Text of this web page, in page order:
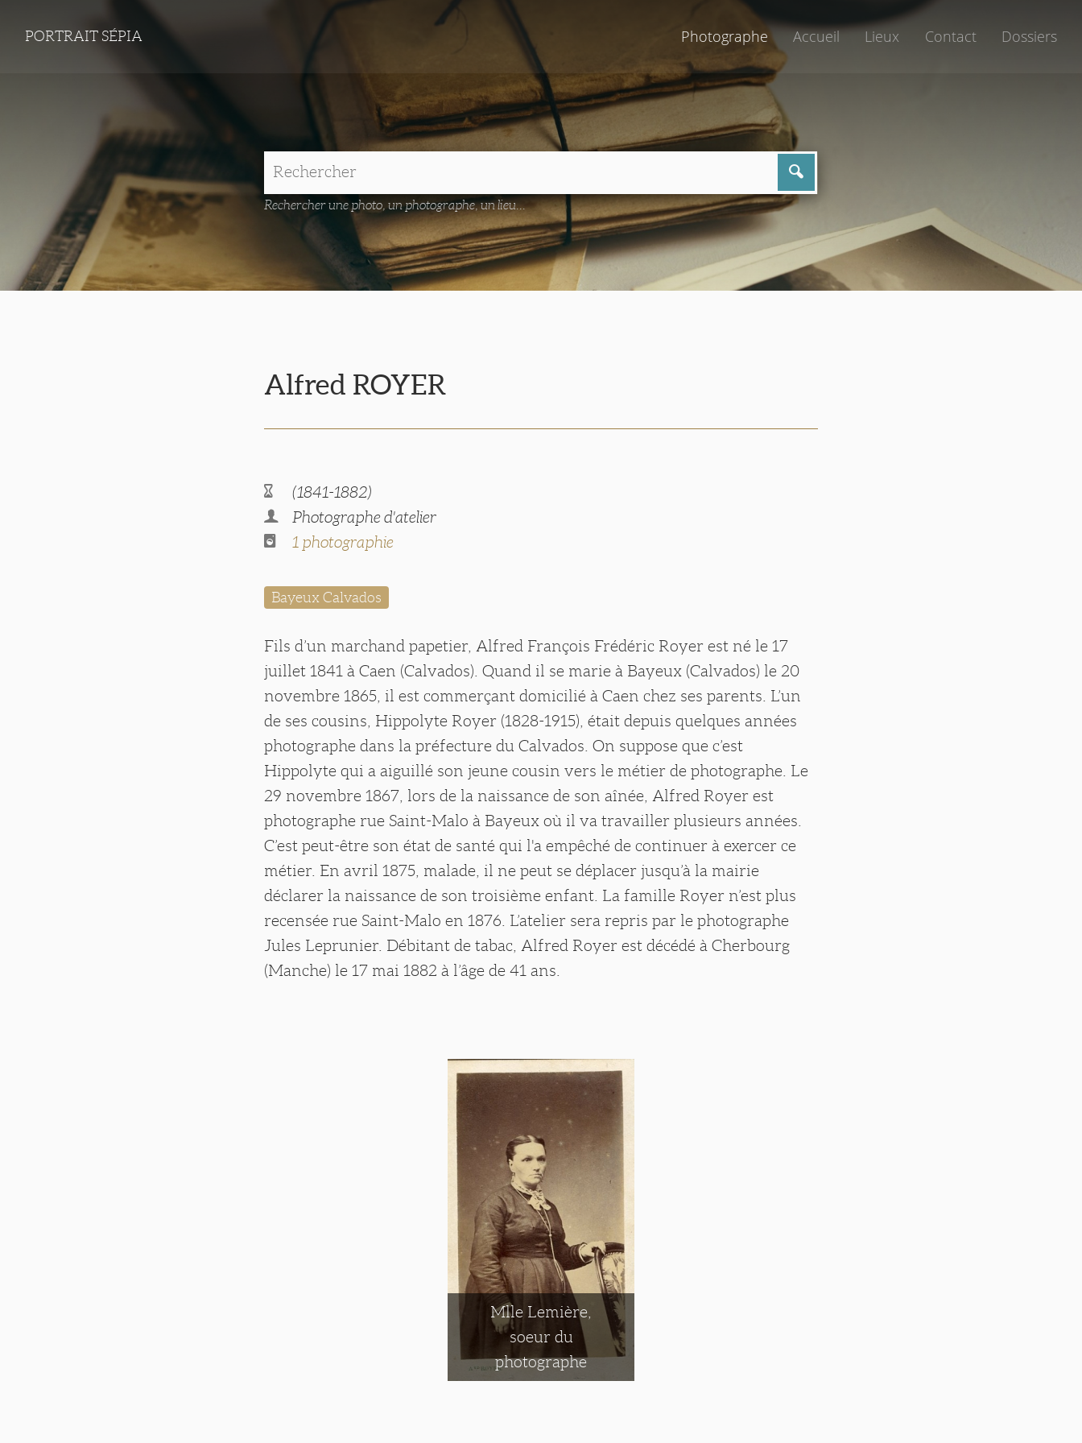
PORTRAIT SÉPIA Photographe Accueil Lieux Contact Dossiers
Rechercher une photo, un photographe, un lieu...
Alfred ROYER
(1841-1882)
Photographe d'atelier
1 photographie
Bayeux Calvados
Fils d’un marchand papetier, Alfred François Frédéric Royer est né le 17
juillet 1841 à Caen (Calvados). Quand il se marie à Bayeux (Calvados) le 20
novembre 1865, il est commerçant domicilié à Caen chez ses parents. L’un
de ses cousins, Hippolyte Royer (1828-1915), était depuis quelques années
photographe dans la préfecture du Calvados. On suppose que c’est
Hippolyte qui a aiguillé son jeune cousin vers le métier de photographe. Le
29 novembre 1867, lors de la naissance de son aînée, Alfred Royer est
photographe rue Saint-Malo à Bayeux où il va travailler plusieurs années.
C’est peut-être son état de santé qui l'a empêché de continuer à exercer ce
métier. En avril 1875, malade, il ne peut se déplacer jusqu’à la mairie
déclarer la naissance de son troisième enfant. La famille Royer n’est plus
recensée rue Saint-Malo en 1876. L’atelier sera repris par le photographe
Jules Leprunier. Débitant de tabac, Alfred Royer est décédé à Cherbourg
(Manche) le 17 mai 1882 à l’âge de 41 ans.
Mlle Lemière,
soeur du
photographe